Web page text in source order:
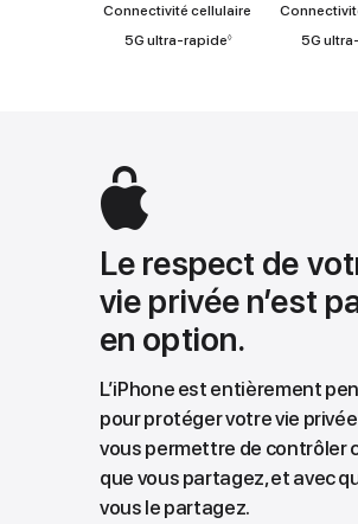
Connectivité cellulaire
5G ultra‑rapide◊Renvoi
5G
Le respect de
vie privée n’est
en option.
L’iPhone est entièrement
pour protéger votre vie
vous permettre de contrôler
que vous partagez, et avec
vous le partagez.